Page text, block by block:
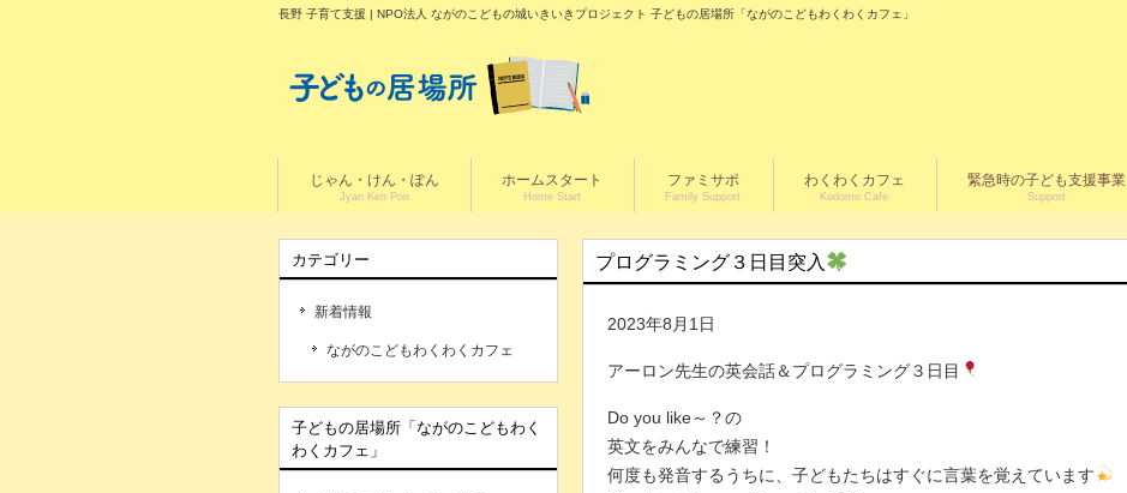
長野 子育て支援 | NPO法人 ながのこどもの城いきいきプロジェクト 子どもの居場所「ながのこどもわくわくカフェ」
じゃん・けん・ぽん
Jyan Ken Pon
ホームスタート
Home Start
ファミサポ
Family Support
わくわくカフェ
Kodomo Cafe
緊急時の子ども支援事業
Support
プログラミング３日目突入
2023年8月1日
アーロン先生の英会話＆プログラミング３日目
Do you like～？の
英文をみんなで練習！
何度も発音するうちに、子どもたちはすぐに言葉を覚えています
カテゴリー
新着情報
ながのこどもわくわくカフェ
子どもの居場所「ながのこどもわく
わくカフェ」